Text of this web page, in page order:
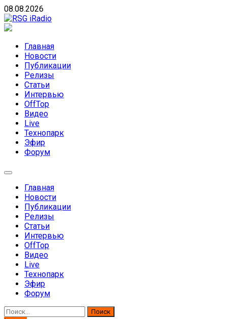
Skip
to
content
08.08.2026
направлений без возрастных ограничений
Главная
Новости
Публикации
Релизы
Статьи
Интервью
OffTop
Видео
Live
Технопарк
Эфир
Форум
Главная
Новости
Публикации
Релизы
Статьи
Интервью
OffTop
Видео
Live
Технопарк
Эфир
Форум
Найти: